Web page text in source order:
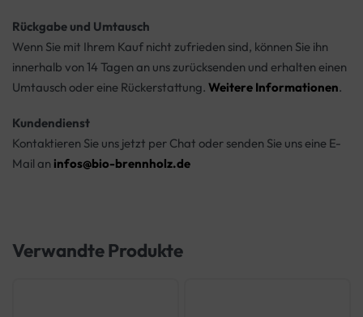
Rückgabe und Umtausch
Wenn Sie mit Ihrem Kauf nicht zufrieden sind, können Sie ihn
innerhalb von 14 Tagen an uns zurücksenden und erhalten einen
Umtausch oder eine Rückerstattung. Weitere Informationen.
Kundendienst
Kontaktieren Sie uns jetzt per Chat oder senden Sie uns eine E-
Mail an infos@bio-brennholz.de
Verwandte Produkte